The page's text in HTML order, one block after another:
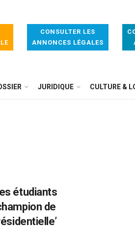
CONSULTER LES
ANNONCES LÉGALES
JURIDIQUE CULTURE &
étudiants
de